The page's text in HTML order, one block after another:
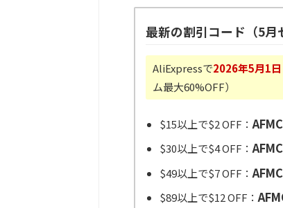
最新の割引コード（5月
AliExpressで2026年5月1
ム最大60%OFF）
$15以上で$2 OFF：
$30以上で$4 OFF：
$49以上で$7 OFF：
$89以上で$12 OFF：